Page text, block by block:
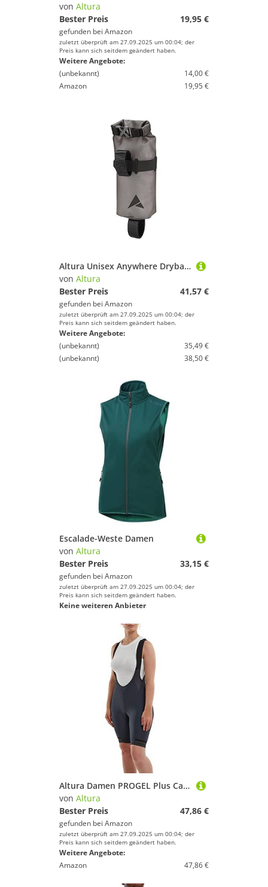
von Altura
Bester Preis
19,95 €
gefunden bei Amazon
zuletzt überprüft am 27.09.2025 um 00:04; der
Preis kann sich seitdem geändert haben.
Weitere Angebote:
(unbekannt)
14,00 €
Amazon
19,95 €
Altura Unisex Anywhere Drybag 2020 5 Liter, Smoke Luggage Set, Grau, 5 l
von Altura
Bester Preis
41,57 €
gefunden bei Amazon
zuletzt überprüft am 27.09.2025 um 00:04; der
Preis kann sich seitdem geändert haben.
Weitere Angebote:
(unbekannt)
35,49 €
(unbekannt)
38,50 €
Escalade-Weste Damen
von Altura
Bester Preis
33,15 €
gefunden bei Amazon
zuletzt überprüft am 27.09.2025 um 00:04; der
Preis kann sich seitdem geändert haben.
Keine weiteren Anbieter
Altura Damen PROGEL Plus Cargo BIB Shorts, Marineblau, 16
von Altura
Bester Preis
47,86 €
gefunden bei Amazon
zuletzt überprüft am 27.09.2025 um 00:04; der
Preis kann sich seitdem geändert haben.
Weitere Angebote:
Amazon
47,86 €